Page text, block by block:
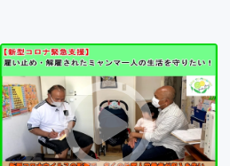
テクノロジー・ガジェット
映像・映画